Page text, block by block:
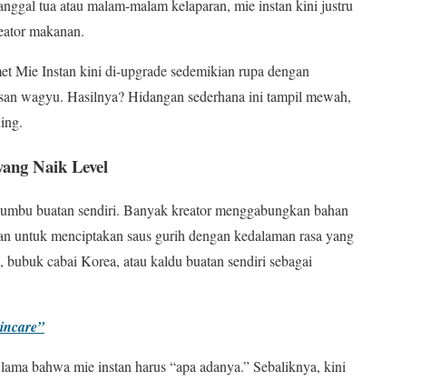
tua atau malam-malam kelaparan, mie instan kini justru
makanan.
Mie Instan kini di-upgrade sedemikian rupa dengan
wagyu. Hasilnya? Hidangan sederhana ini tampil mewah,
Naik Level
buatan sendiri. Banyak kreator menggabungkan bahan
untuk menciptakan saus gurih dengan kedalaman rasa yang
cabai Korea, atau kaldu buatan sendiri sebagai
bahwa mie instan harus “apa adanya.” Sebaliknya, kini